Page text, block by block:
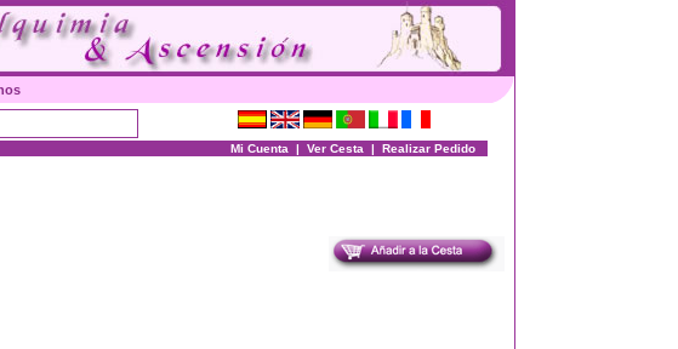
Mi Cuenta | Ver Cesta | Realizar Pedido